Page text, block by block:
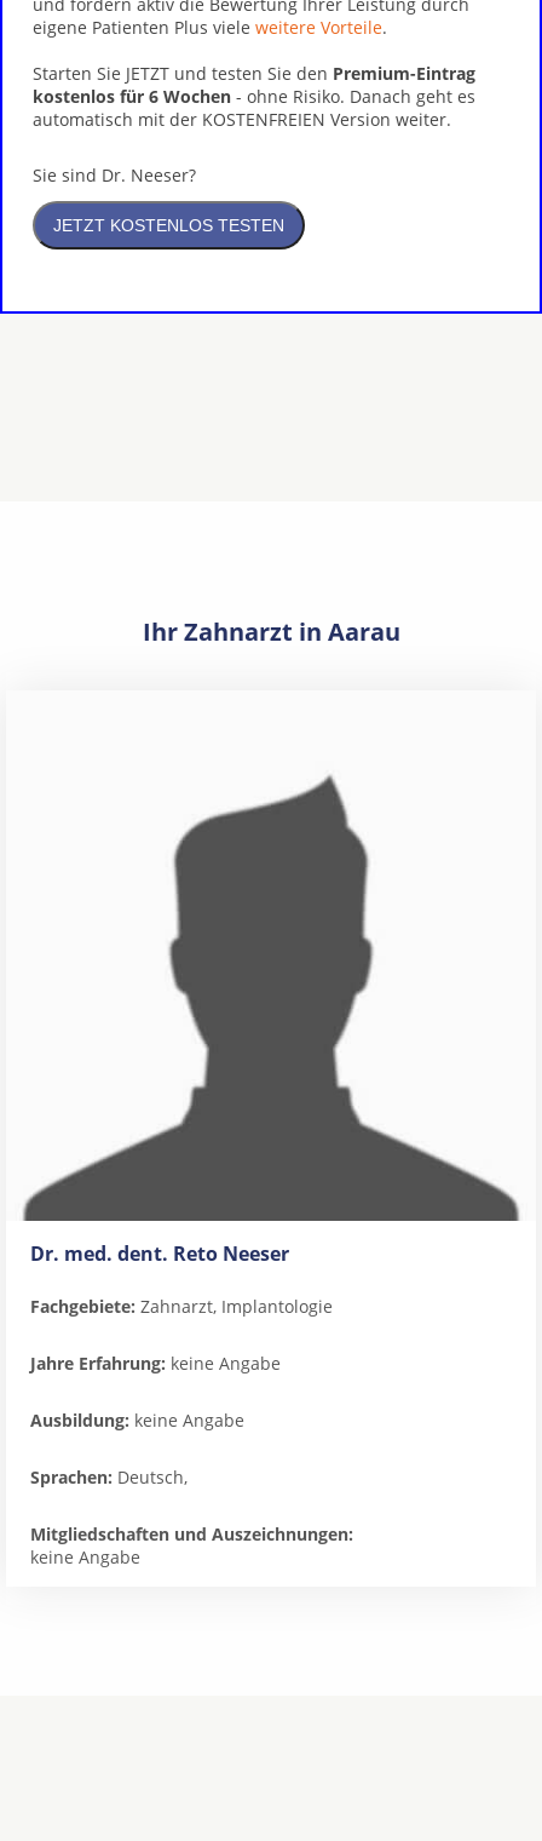
eigene Patienten Plus viele weitere Vorteile.
Starten Sie JETZT und testen Sie den Premium-Eintrag
kostenlos für 6 Wochen - ohne Risiko. Danach geht es
automatisch mit der KOSTENFREIEN Version weiter.
Sie sind Dr. Neeser?
Ihr Zahnarzt in Aarau
Dr. med. dent. Reto Neeser
Fachgebiete: Zahnarzt, Implantologie
Jahre Erfahrung: keine Angabe
Ausbildung: keine Angabe
Sprachen: Deutsch,
Mitgliedschaften und Auszeichnungen:
keine Angabe